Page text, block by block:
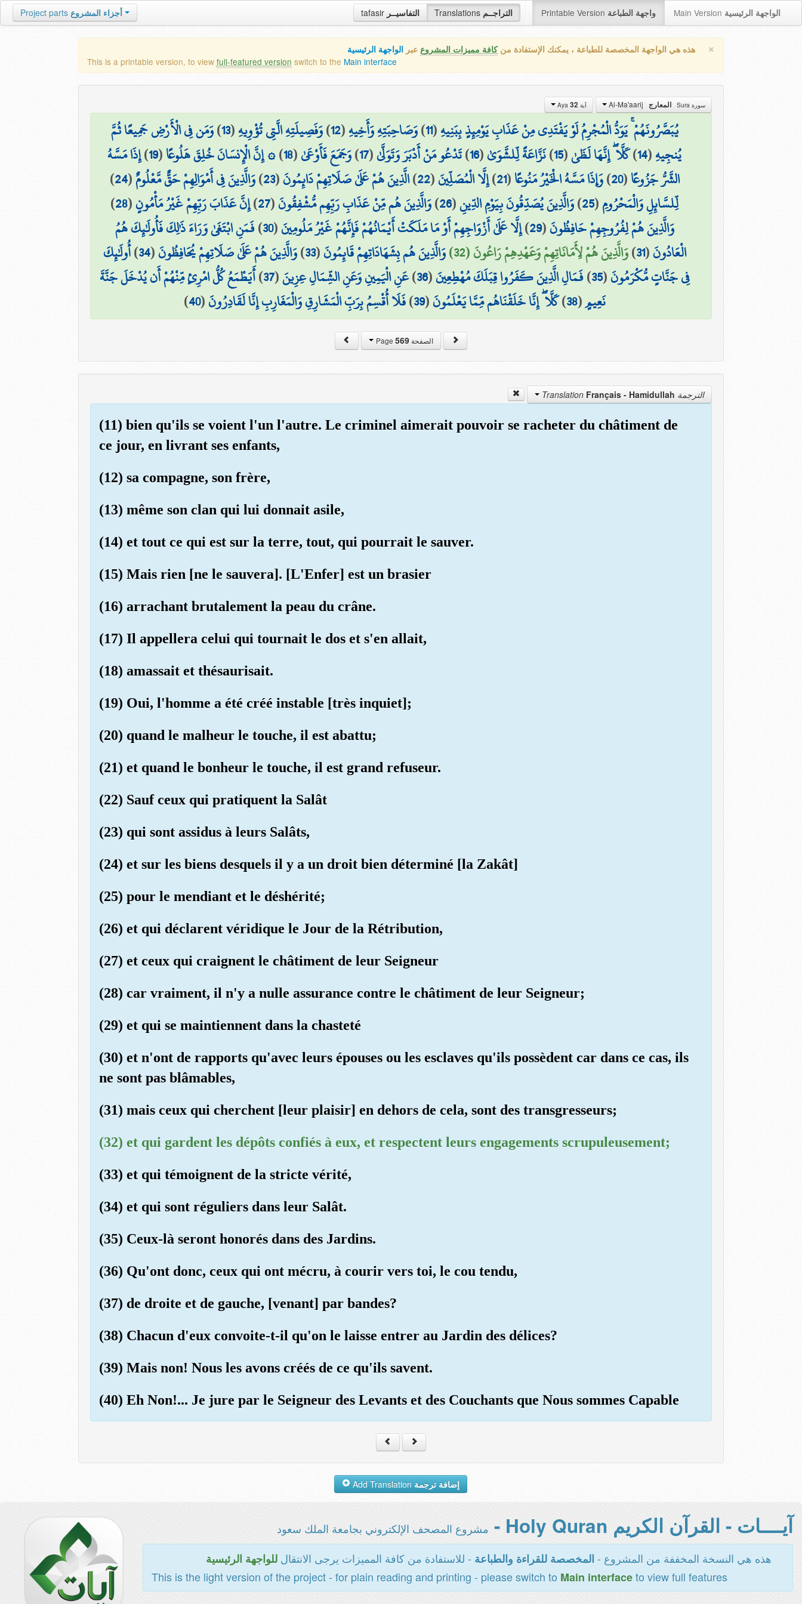
tafasir التفاسيــر Translations التراجــم Printable Version واجهة الطباعة Main Version الواجهة الرئيسية Project parts أجزاء المشروع
× هذه هي الواجهة المخصصة للطباعة ، يمكنك الإستفادة منكافة مميزات المشروع عبر الواجهة الرئيسية
This is a printable version, to view full-featured version switch to the Main interface
سورة Sura المعارج آية Aya 32
يُبَصَّرُونَهُمْ ۚ يَوَدُّ الْمُجْرِمُ لَوْ يَفْتَدِي مِنْ عَذَابِ يَوْمِئِذٍ بِبَنِيهِ(
11
)وَصَاحِبَتِهِ وَأَخِيهِ(
12
)وَفَصِيلَتِهِ الَّتِي تُؤْوِيهِ(
13
)وَمَن فِي الْأَرْضِ جَمِيعًا ثُمَّ
يُنجِيهِ(
14
)كَلَّا ۖ إِنَّهَا لَظَىٰ(
15
)نَزَّاعَةً لِّلشَّوَىٰ(
16
)تَدْعُو مَنْ أَدْبَرَ وَتَوَلَّىٰ(
17
)وَجَمَعَ فَأَوْعَىٰ(
18
)۞ إِنَّ الْإِنسَانَ خُلِقَ هَلُوعًا(
19
)إِذَا مَسَّهُ
الشَّرُّ جَزُوعًا(
20
)وَإِذَا مَسَّهُ الْخَيْرُ مَنُوعًا(
21
)إِلَّا الْمُصَلِّينَ(
22
)الَّذِينَ هُمْ عَلَىٰ صَلَاتِهِمْ دَائِمُونَ(
23
)وَالَّذِينَ فِي أَمْوَالِهِمْ حَقٌّ مَّعْلُومٌ(
24
)
لِّلسَّائِلِ وَالْمَحْرُومِ(
25
)وَالَّذِينَ يُصَدِّقُونَ بِيَوْمِ الدِّينِ(
26
)وَالَّذِينَ هُم مِّنْ عَذَابِ رَبِّهِم مُّشْفِقُونَ(
27
)إِنَّ عَذَابَ رَبِّهِمْ غَيْرُ مَأْمُونٍ(
28
)
وَالَّذِينَ هُمْ لِفُرُوجِهِمْ حَافِظُونَ(
29
)إِلَّا عَلَىٰ أَزْوَاجِهِمْ أَوْ مَا مَلَكَتْ أَيْمَانُهُمْ فَإِنَّهُمْ غَيْرُ مَلُومِينَ(
30
)فَمَنِ ابْتَغَىٰ وَرَاءَ ذَٰلِكَ فَأُولَٰئِكَ هُمُ
الْعَادُونَ(
31
)وَالَّذِينَ هُمْ لِأَمَانَاتِهِمْ وَعَهْدِهِمْ رَاعُونَ (32) وَالَّذِينَ هُم بِشَهَادَاتِهِمْ قَائِمُونَ(
33
)وَالَّذِينَ هُمْ عَلَىٰ صَلَاتِهِمْ يُحَافِظُونَ(
34
)أُولَٰئِكَ
فِي جَنَّاتٍ مُّكْرَمُونَ(
35
)فَمَالِ الَّذِينَ كَفَرُوا قِبَلَكَ مُهْطِعِينَ(
36
)عَنِ الْيَمِينِ وَعَنِ الشِّمَالِ عِزِينَ(
37
)أَيَطْمَعُ كُلُّ امْرِئٍ مِّنْهُمْ أَن يُدْخَلَ جَنَّةَ
نَعِيمٍ(
38
)كَلَّا ۖ إِنَّا خَلَقْنَاهُم مِّمَّا يَعْلَمُونَ(
39
)فَلَا أُقْسِمُ بِرَبِّ الْمَشَارِقِ وَالْمَغَارِبِ إِنَّا لَقَادِرُونَ(
40
)
الصفحة Page569
الترجمة Translation Français - Hamidullah
(11) bien qu'ils se voient l'un l'autre. Le criminel aimerait pouvoir se racheter du châtiment de
ce jour, en livrant ses enfants,
(12) sa compagne, son frère,
(13) même son clan qui lui donnait asile,
(14) et tout ce qui est sur la terre, tout, qui pourrait le sauver.
(15) Mais rien [ne le sauvera]. [L'Enfer] est un brasier
(16) arrachant brutalement la peau du crâne.
(17) Il appellera celui qui tournait le dos et s'en allait,
(18) amassait et thésaurisait.
(19) Oui, l'homme a été créé instable [très inquiet];
(20) quand le malheur le touche, il est abattu;
(21) et quand le bonheur le touche, il est grand refuseur.
(22) Sauf ceux qui pratiquent la Salât
(23) qui sont assidus à leurs Salâts,
(24) et sur les biens desquels il y a un droit bien déterminé [la Zakât]
(25) pour le mendiant et le déshérité;
(26) et qui déclarent véridique le Jour de la Rétribution,
(27) et ceux qui craignent le châtiment de leur Seigneur
(28) car vraiment, il n'y a nulle assurance contre le châtiment de leur Seigneur;
(29) et qui se maintiennent dans la chasteté
(30) et n'ont de rapports qu'avec leurs épouses ou les esclaves qu'ils possèdent car dans ce cas, ils
ne sont pas blâmables,
(31) mais ceux qui cherchent [leur plaisir] en dehors de cela, sont des transgresseurs;
(32) et qui gardent les dépôts confiés à eux, et respectent leurs engagements scrupuleusement;
(33) et qui témoignent de la stricte vérité,
(34) et qui sont réguliers dans leur Salât.
(35) Ceux-là seront honorés dans des Jardins.
(36) Qu'ont donc, ceux qui ont mécru, à courir vers toi, le cou tendu,
(37) de droite et de gauche, [venant] par bandes?
(38) Chacun d'eux convoite-t-il qu'on le laisse entrer au Jardin des délices?
(39) Mais non! Nous les avons créés de ce qu'ils savent.
(40) Eh Non!... Je jure par le Seigneur des Levants et des Couchants que Nous sommes Capable
إضافة ترجمة
آيــــات - القرآن الكريم Holy Quran - مشروع المصحف الإلكتروني بجامعة الملك سعود
هذه هي النسخة المخففة من المشروع - المخصصة للقراءة والطباعة - للاستفادة من كافة المميزات يرجى الانتقالللواجهة الرئيسية
This is the light version of the project - for plain reading and printing - please switch to Main interfaceto view full features